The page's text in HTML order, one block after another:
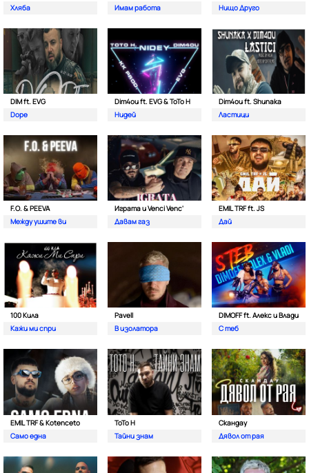
Хляба
Имам работа
Нищо Друго
DIM ft. EVG
Dope
Dim4ou ft. EVG & ToTo H
Нидей
Dim4ou ft. Shunaka
Ластици
F.O. & PEEVA
Между ушите ви
Играта и Venci Venc'
Давам газ
EMIL TRF ft. JS
Дай
100 Кила
Кажи ми спри
Pavell
В изолатора
DIMOFF ft. Алекс и Влади
С теб
EMIL TRF & Kotenceto
Само една
ТоТо Н
Тайни знам
Скандау
Дявол от рая